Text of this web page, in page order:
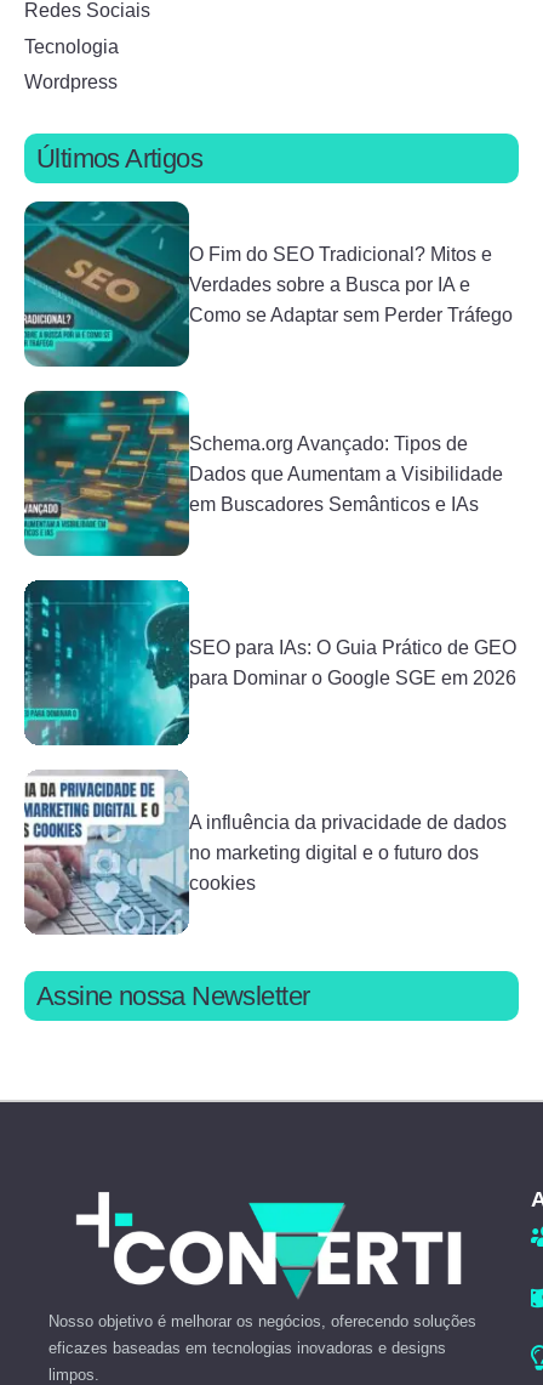
Redes Sociais
Tecnologia
Wordpress
Últimos Artigos
O Fim do SEO Tradicional? Mitos e
Verdades sobre a Busca por IA e
Como se Adaptar sem Perder Tráfego
Schema.org Avançado: Tipos de
Dados que Aumentam a Visibilidade
em Buscadores Semânticos e IAs
SEO para IAs: O Guia Prático de GEO
para Dominar o Google SGE em 2026
A influência da privacidade de dados
no marketing digital e o futuro dos
cookies
Assine nossa Newsletter
Nosso objetivo é melhorar os negócios, oferecendo soluções
eficazes baseadas em tecnologias inovadoras e designs
limpos.